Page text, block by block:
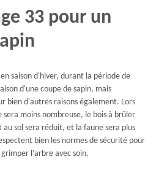
33 pour un
saison d'hiver, durant la période de
d'une coupe de sapin, mais
bien d'autres raisons également. Lors
moins nombreuse, le bois à brûler
sol sera réduit, et la faune sera plus
bien les normes de sécurité pour
l'arbre avec soin.